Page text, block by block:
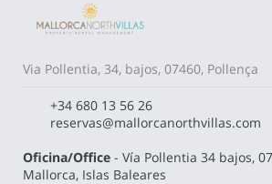
Via Pollentia, 34, bajos, 07460, Pollença
+34 680 13 56 26
reservas@mallorcanorthvillas.com
Oficina/Office - Vía Pollentia 34 bajos,
Mallorca, Islas Baleares